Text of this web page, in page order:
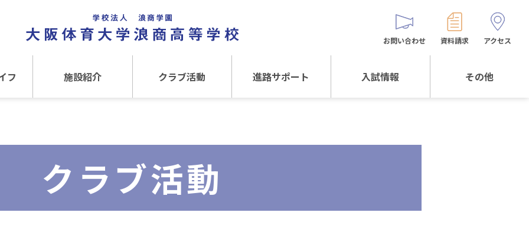
フ 施設紹介 クラブ活動
文化クラブ
進路サポート 入試情報 その他
お問い合わせ 資料請求 アクセス
クラブ活動